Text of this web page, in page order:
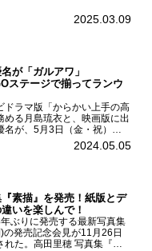
開催した。當真あみファース
2025.03.09
が「ガルアワ」
ステージで揃ってランウ
ドラマ版「からかい上手の高
める月島琉衣と、映画版に出
が、5月3日（金・祝）東
場第一体育館で開催されたフ
ベント『Rakuten GirlsAward
2024.05.05
素描』を発売！紙版とデ
いを楽しんで！
ぶりに発売する最新写真集
)の発売記念会見が11月26日
れた。高田里穂 写真集『素